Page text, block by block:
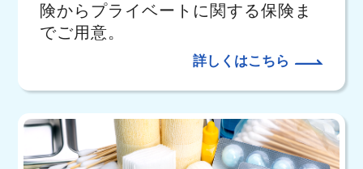
険からプライベートに関する保険ま
でご用意。
詳しくはこちら